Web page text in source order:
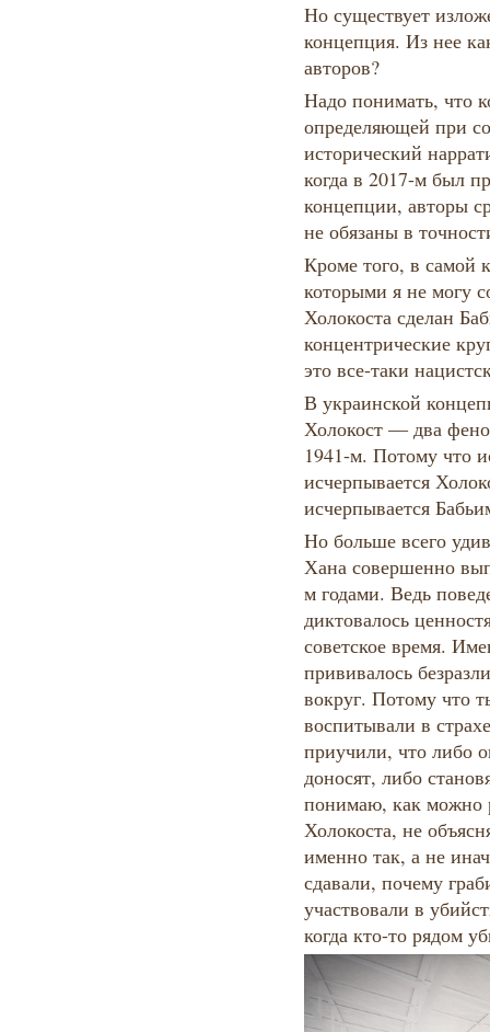
Но существует
концепция. Из нее
авторов?
Надо понимать, что
определяющей при
исторический
когда в 2017-м был
концепции, авторы
не обязаны в
Кроме того, в самой
которыми я не могу
Холокоста сделан
концентрические
это все-таки
В украинской
Холокост — два
1941-м. Потому что
исчерпывается
исчерпывается
Но больше всего
Хана совершенно
м годами. Ведь
диктовалось
советское время.
прививалось
вокруг. Потому
воспитывали в
приучили, что либо
доносят, либо
понимаю, как можно
Холокоста, не
именно так, а не
сдавали, почему
участвовали в
когда кто-то рядом